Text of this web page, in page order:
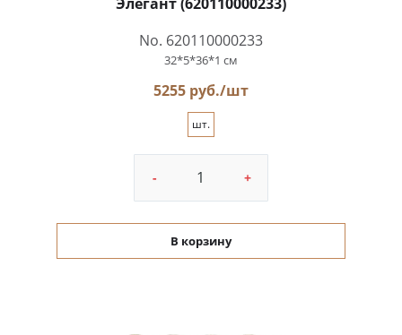
No. 620110000233
32*5*36*1 см
5255 руб./шт
шт.
- +
В корзину